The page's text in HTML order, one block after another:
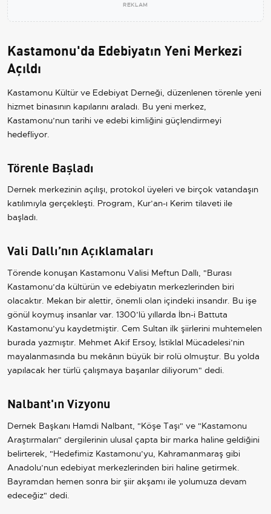
REKLAM
Kastamonu'da Edebiyatın Yeni Merkezi
Açıldı
Kastamonu Kültür ve Edebiyat Derneği, düzenlenen törenle yeni
hizmet binasının kapılarını araladı. Bu yeni merkez,
Kastamonu’nun tarihi ve edebi kimliğini güçlendirmeyi
hedefliyor.
Törenle Başladı
Dernek merkezinin açılışı, protokol üyeleri ve birçok vatandaşın
katılımıyla gerçekleşti. Program, Kur’an-ı Kerim tilaveti ile
başladı.
Vali Dallı’nın Açıklamaları
Törende konuşan Kastamonu Valisi Meftun Dallı, "Burası
Kastamonu’da kültürün ve edebiyatın merkezlerinden biri
olacaktır. Mekan bir alettir, önemli olan içindeki insandır. Bu işe
gönül koymuş insanlar var. 1300’lü yıllarda İbn-i Battuta
Kastamonu’yu kaydetmiştir. Cem Sultan ilk şiirlerini muhtemelen
burada yazmıştır. Mehmet Akif Ersoy, İstiklal Mücadelesi’nin
mayalanmasında bu mekânın büyük bir rolü olmuştur. Bu yolda
yapılacak her türlü çalışmaya başarılar diliyorum" dedi.
Nalbant'ın Vizyonu
Dernek Başkanı Hamdi Nalbant, "Köşe Taşı" ve "Kastamonu
Araştırmaları" dergilerinin ulusal çapta bir marka haline geldiğini
belirterek, "Hedefimiz Kastamonu’yu, Kahramanmaraş gibi
Anadolu’nun edebiyat merkezlerinden biri haline getirmek.
Bayramdan hemen sonra bir şiir akşamı ile yolumuza devam
edeceğiz" dedi.